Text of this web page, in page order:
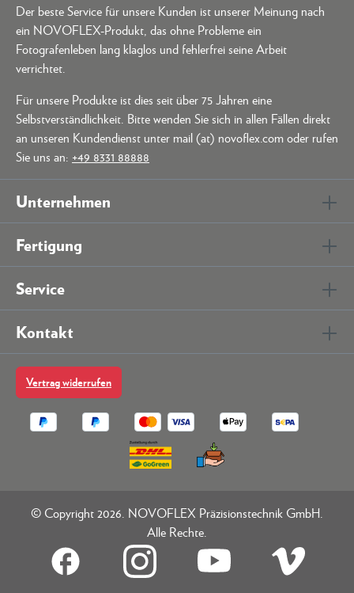
Der beste Service für unsere Kunden ist unserer Meinung nach
ein NOVOFLEX-Produkt, das ohne Probleme ein
Fotografenleben lang klaglos und fehlerfrei seine Arbeit
verrichtet.
Für unsere Produkte ist dies seit über 75 Jahren eine
Selbstverständlichkeit. Bitte wenden Sie sich in allen Fällen direkt
an unseren Kundendienst unter mail (at) novoflex.com oder rufen
Sie uns an: +49 8331 88888
Unternehmen
Fertigung
Service
Kontakt
Vertrag widerrufen
© Copyright 2026. NOVOFLEX Präzisionstechnik GmbH.
Alle Rechte.